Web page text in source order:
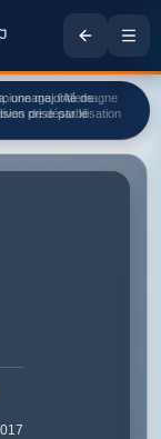
une majorité de
prise par le